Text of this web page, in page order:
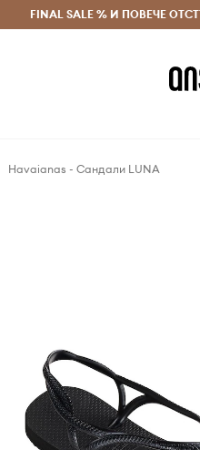
и връщане за поръчки над 70
FINAL SALE % И ПОВЕЧЕ
Havaianas - Сандали LUNA